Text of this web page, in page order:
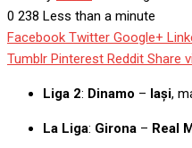
0 238 Less than a minute
Facebook Twitter Google+
Tumblr Pinterest Reddit Share
Liga 2: Dinamo – Iași,
La Liga: Girona – Real